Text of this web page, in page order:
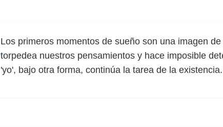
Los primeros momentos de sueño son una imagen
torpedea nuestros pensamientos y hace imposible
'yo', bajo otra forma, continúa la tarea de la existencia.